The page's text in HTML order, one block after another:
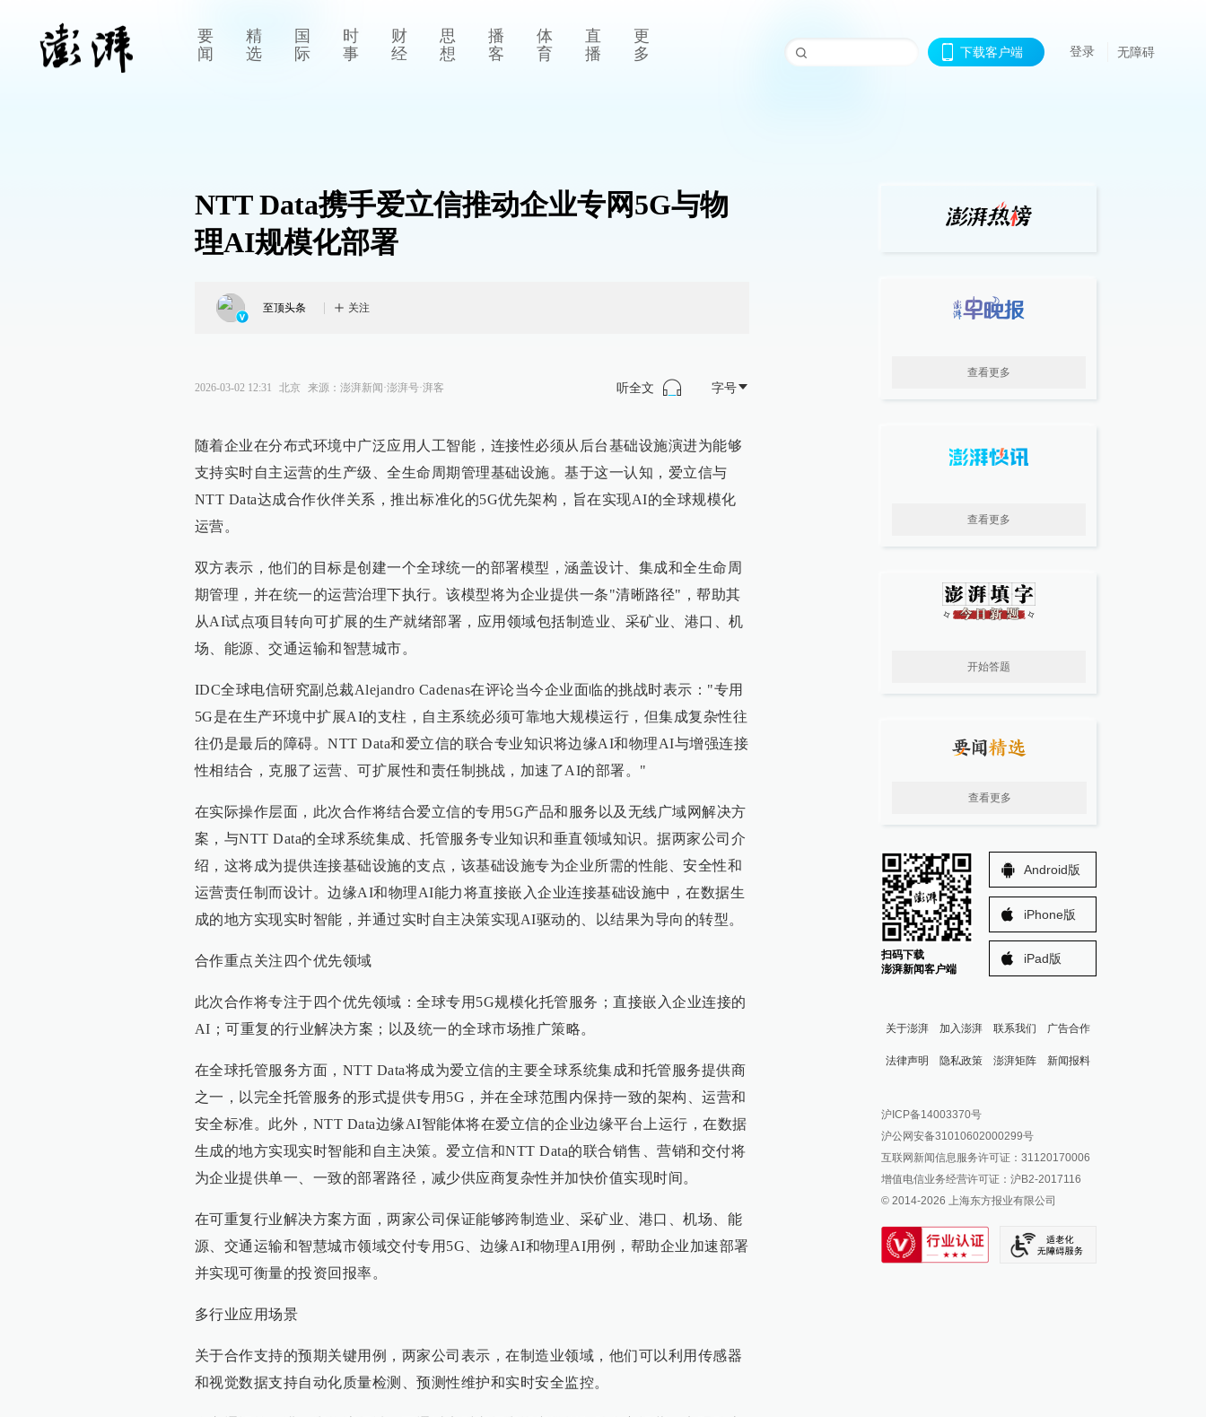
要
闻
精
选
国
际
时
事
财
经
思
想
播
客
体
育
直
播
更
多
下载客户端 登录 无障碍
NTT Data携手爱立信推动企业专网5G与物
理AI规模化部署
至顶头条 关注
2026-03-02 12:31 北京 来源： 澎湃新闻·澎湃号·湃客 听全文 字号
随着企业在分布式环境中广泛应用人工智能，连接性必须从后台基础设施演进为能够
支持实时自主运营的生产级、全生命周期管理基础设施。基于这一认知，爱立信与
NTT Data达成合作伙伴关系，推出标准化的5G优先架构，旨在实现AI的全球规模化
运营。
双方表示，他们的目标是创建一个全球统一的部署模型，涵盖设计、集成和全生命周
期管理，并在统一的运营治理下执行。该模型将为企业提供一条"清晰路径"，帮助其
从AI试点项目转向可扩展的生产就绪部署，应用领域包括制造业、采矿业、港口、机
场、能源、交通运输和智慧城市。
IDC全球电信研究副总裁Alejandro Cadenas在评论当今企业面临的挑战时表示："专用
5G是在生产环境中扩展AI的支柱，自主系统必须可靠地大规模运行，但集成复杂性往
往仍是最后的障碍。NTT Data和爱立信的联合专业知识将边缘AI和物理AI与增强连接
性相结合，克服了运营、可扩展性和责任制挑战，加速了AI的部署。"
在实际操作层面，此次合作将结合爱立信的专用5G产品和服务以及无线广域网解决方
案，与NTT Data的全球系统集成、托管服务专业知识和垂直领域知识。据两家公司介
绍，这将成为提供连接基础设施的支点，该基础设施专为企业所需的性能、安全性和
运营责任制而设计。边缘AI和物理AI能力将直接嵌入企业连接基础设施中，在数据生
成的地方实现实时智能，并通过实时自主决策实现AI驱动的、以结果为导向的转型。
合作重点关注四个优先领域
此次合作将专注于四个优先领域：全球专用5G规模化托管服务；直接嵌入企业连接的
AI；可重复的行业解决方案；以及统一的全球市场推广策略。
在全球托管服务方面，NTT Data将成为爱立信的主要全球系统集成和托管服务提供商
之一，以完全托管服务的形式提供专用5G，并在全球范围内保持一致的架构、运营和
安全标准。此外，NTT Data边缘AI智能体将在爱立信的企业边缘平台上运行，在数据
生成的地方实现实时智能和自主决策。爱立信和NTT Data的联合销售、营销和交付将
为企业提供单一、一致的部署路径，减少供应商复杂性并加快价值实现时间。
在可重复行业解决方案方面，两家公司保证能够跨制造业、采矿业、港口、机场、能
源、交通运输和智慧城市领域交付专用5G、边缘AI和物理AI用例，帮助企业加速部署
并实现可衡量的投资回报率。
多行业应用场景
关于合作支持的预期关键用例，两家公司表示，在制造业领域，他们可以利用传感器
和视觉数据支持自动化质量检测、预测性维护和实时安全监控。
查看更多
查看更多
开始答题
查看更多
扫码下载
澎湃新闻客户端
Android版
iPhone版
iPad版
关于澎湃 加入澎湃 联系我们 广告合作
法律声明 隐私政策 澎湃矩阵
澎湃新闻公众号
澎湃新闻抖音号
派生万物开放平台
IP SHANGHAI
SIXTH TONE
新闻报料
报料邮箱: news@thepaper.cn
沪ICP备14003370号
沪公网安备31010602000299号
互联网新闻信息服务许可证：31120170006
增值电信业务经营许可证：沪B2-2017116
© 2014-2026 上海东方报业有限公司